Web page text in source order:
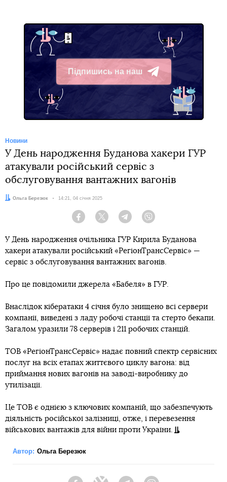
Підпишись на наш
Telegram
Новини
У День народження Буданова хакери ГУР
атакували російський сервіс з
обслуговування вантажних вагонів
Автор:
Ольга Березюк Дата:
14:21, 04 січня 2025
Facebook Twitter Telegram
У День народження очільника ГУР Кирила Буданова
хакери атакували російський «РегіонТрансСервіс» —
сервіс з обслуговування вантажних вагонів.
Про це повідомили джерела «Бабеля» в ГУР.
Внаслідок кібератаки 4 січня було знищено всі сервери
компанії, виведені з ладу робочі станції та стерто бекапи.
Загалом уразили 78 серверів і 211 робочих станцій.
ТОВ «РегіонТрансСервіс» надає повний спектр сервісних
послуг на всіх етапах життєвого циклу вагона: від
приймання нових вагонів на заводі-виробнику до
утилізації.
Це ТОВ є однією з ключових компаній, що забезпечують
діяльність російської залізниці, отже, і перевезення
військових вантажів для війни проти України.
Автор: Ольга Березюк